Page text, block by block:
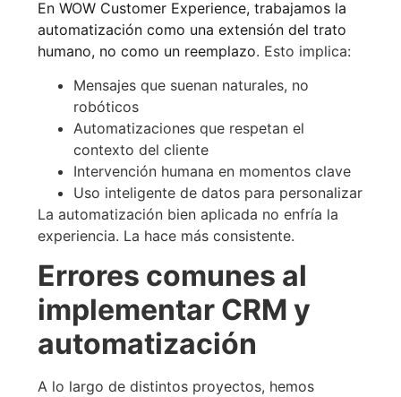
En WOW Customer Experience, trabajamos la
automatización como una extensión del trato
humano, no como un reemplazo. Esto implica:
Mensajes que suenan naturales, no
robóticos
Automatizaciones que respetan el
contexto del cliente
Intervención humana en momentos clave
Uso inteligente de datos para personalizar
La automatización bien aplicada no enfría la
experiencia. La hace más consistente.
Errores comunes al
implementar CRM y
automatización
A lo largo de distintos proyectos, hemos